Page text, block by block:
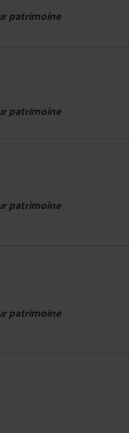
patrimoine
patrimoine
patrimoine
patrimoine